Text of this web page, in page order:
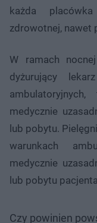
każda
zdrowotnej, nawet
W ramach
dyżurujący
medycznie
lub pobytu.
warunkach
medycznie
lub pobytu
Czy powinien